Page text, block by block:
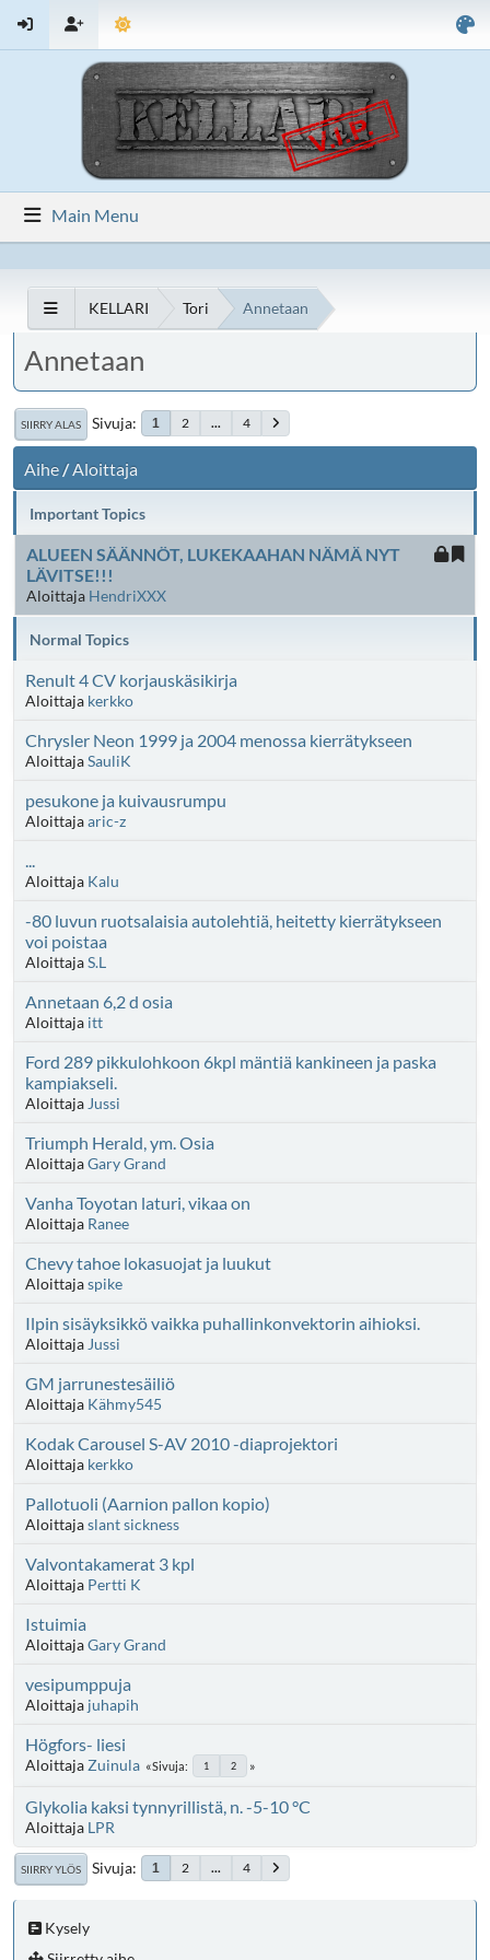
Main Menu
KELLARI Tori Annetaan
Annetaan
SIIRRY ALAS Sivuja 1 2 ... 4
Aihe/Aloittaja
Important Topics
ALUEEN SÄÄNNÖT, LUKEKAAHAN NÄMÄ NYT
LÄVITSE!!!
Aloittaja HendriXXX
Normal Topics
Renult 4 CV korjauskäsikirja
Aloittaja kerkko
Chrysler Neon 1999 ja 2004 menossa kierrätykseen
AloittajaSauliK
pesukone ja kuivausrumpu
Aloittajaaric-z
...
Aloittaja Kalu
-80 luvun ruotsalaisia autolehtiä, heitetty kierrätykseen
voi poistaa
AloittajaS.L
Annetaan 6,2 d osia
Aloittaja itt
Ford 289 pikkulohkoon 6kpl mäntiä kankineen ja paska
kampiakseli.
Aloittaja Jussi
Triumph Herald, ym. Osia
AloittajaGary Grand
Vanha Toyotan laturi, vikaa on
Aloittaja Ranee
Chevy tahoe lokasuojat ja luukut
Aloittajaspike
Ilpin sisäyksikkö vaikka puhallinkonvektorin aihioksi.
Aloittaja Jussi
GM jarrunestesäiliö
Aloittaja Kähmy545
Kodak Carousel S-AV 2010 -diaprojektori
Aloittaja kerkko
Pallotuoli (Aarnion pallon kopio)
Aloittajaslant sickness
Valvontakamerat 3 kpl
Aloittaja Pertti K
Istuimia
AloittajaGary Grand
vesipumppuja
Aloittaja juhapih
Högfors- liesi
Aloittaja Zuinula Sivuja 1 2
Glykolia kaksi tynnyrillistä, n. -5-10 °C
Aloittaja LPR
SIIRRY YLÖS Sivuja 1 2 ... 4
Kysely